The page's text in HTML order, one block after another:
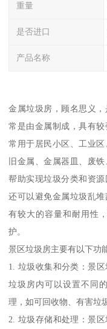
重量
是否进口
产品名称
金属垃圾房，顾名思义
常是由金属制成，具有
常用于居民小区、工业
旧金属、金属器皿、废
帮助实现垃圾分类和资
还可以避免金属垃圾乱
有较大的容量和耐用性
护。
景区垃圾房主要有以下功
1. 垃圾收集和分类：景
垃圾房内可以设置不同
理，如可回收物、有害垃
2. 垃圾存储和处理：景